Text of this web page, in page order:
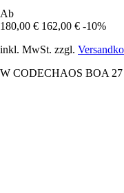
Ab
180,00 € 162,00 € -10%
inkl. MwSt. zzgl.
W CODECHAOS BOA